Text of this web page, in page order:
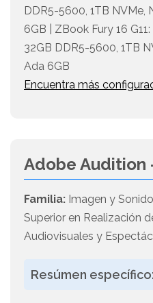
DDR5-5600, 1TB NVMe,
6GB | ZBook Fury 16
32GB DDR5-5600, 1TB
Ada 6GB
Encuentra más
Adobe Audition
Familia: Imagen y
Superior en Realización
Audiovisuales y
Resúmen específico: